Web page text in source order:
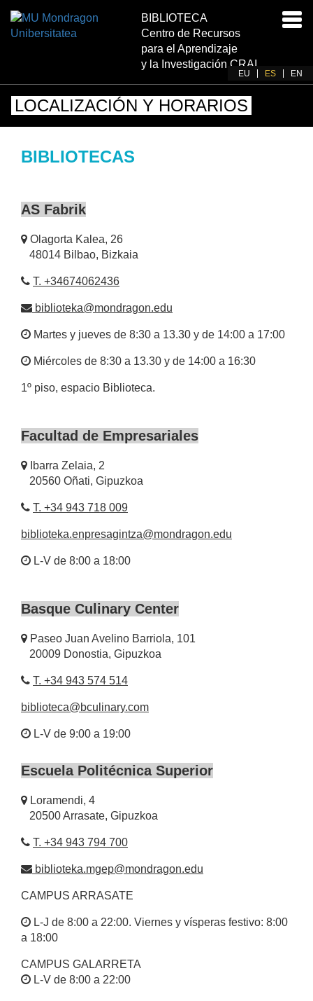
BIBLIOTECA
Centro de Recursos
para el Aprendizaje
y la Investigación CRAI
EU ES EN
LOCALIZACIÓN Y HORARIOS
BIBLIOTECAS
AS Fabrik
Olagorta Kalea, 26
48014 Bilbao, Bizkaia
T. +34674062436
biblioteka@mondragon.edu
Martes y jueves de 8:30 a 13.30 y de 14:00 a 17:00
Miércoles de 8:30 a 13.30 y de 14:00 a 16:30
1º piso, espacio Biblioteca.
Facultad de Empresariales
Ibarra Zelaia, 2
20560 Oñati, Gipuzkoa
T. +34 943 718 009
biblioteka.enpresagintza@mondragon.edu
L-V de 8:00 a 18:00
Basque Culinary Center
Paseo Juan Avelino Barriola, 101
20009 Donostia, Gipuzkoa
T. +34 943 574 514
biblioteca@bculinary.com
L-V de 9:00 a 19:00
Escuela Politécnica Superior
Loramendi, 4
20500 Arrasate, Gipuzkoa
T. +34 943 794 700
biblioteka.mgep@mondragon.edu
CAMPUS ARRASATE
L-J de 8:00 a 22:00. Viernes y vísperas festivo: 8:00
a 18:00
CAMPUS GALARRETA
L-V de 8:00 a 22:00